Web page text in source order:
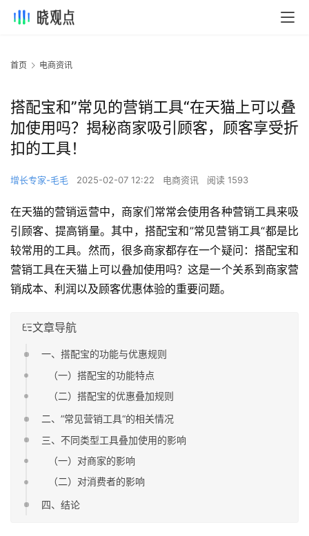
首页 电商资讯
搭配宝和”常见的营销工具“在天猫上可以叠
加使用吗？揭秘商家吸引顾客，顾客享受折
扣的工具！
增长专家-毛毛 2025-02-07 12:22 电商资讯 阅读 1593
在天猫的营销运营中，商家们常常会使用各种营销工具来吸
引顾客、提高销量。其中，搭配宝和”常见营销工具“都是比
较常用的工具。然而，很多商家都存在一个疑问：搭配宝和
营销工具在天猫上可以叠加使用吗？这是一个关系到商家营
销成本、利润以及顾客优惠体验的重要问题。
文章导航
一、搭配宝的功能与优惠规则
（一）搭配宝的功能特点
（二）搭配宝的优惠叠加规则
二、”常见营销工具“的相关情况
三、不同类型工具叠加使用的影响
（一）对商家的影响
（二）对消费者的影响
四、结论